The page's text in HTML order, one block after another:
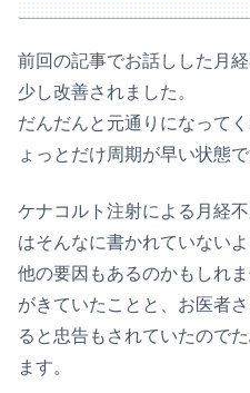
前回の記事でお話しした月
少し改善されました。
だんだんと元通りになって
ょっとだけ周期が早い状態で
ケナコルト注射による月経
はそんなに書かれていないよ
他の要因もあるのかもしれ
がきていたことと、お医者
ると忠告もされていたので
ます。